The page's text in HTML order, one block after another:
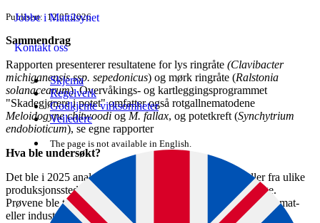
Jobbe i Mattilsynet
Kontakt oss
Skjema
Regelverk
Godkjente virksomheter
Veiledere
The page is not available in English.
Publisert 12.05.2026
Sammendrag
Rapporten presenterer resultatene for lys ringråte (Clavibacter
michiganensis ssp. sepedonicus) og mørk ringråte (Ralstonia
solanacearum). Overvåkings- og kartleggingsprogrammet
"Skadegjørere i potet" omfatter også rotgallnematodene
Meloidogyne chitwoodi og M. fallax, og potetkreft (Synchytrium
endobioticum), se egne rapporter
Hva ble undersøkt?
Det ble i 2025 analysert 310 prøver á ca. 200 potetknoller fra ulike
produksjonssteder for kommersiell potetproduksjon i Norge.
Prøvene ble tatt fra produsenter som har 5 daa eller mer med mat-
eller industripotet.